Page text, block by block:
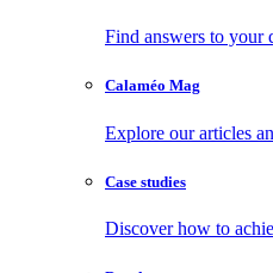
Find answers to your
Calaméo Mag
Explore our articles
Case studies
Discover how to